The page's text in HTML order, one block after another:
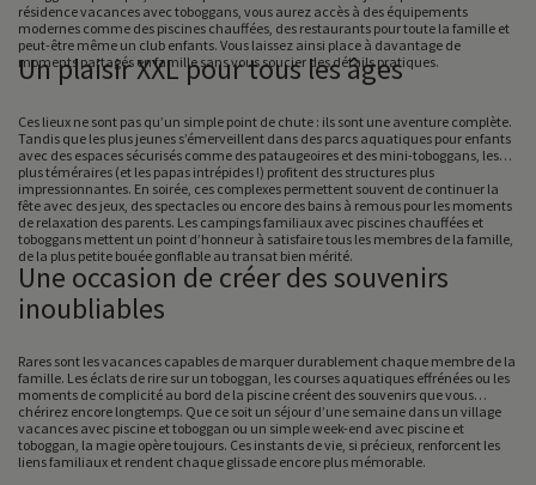
résidence vacances avec toboggans, vous aurez accès à des équipements
modernes comme des piscines chauffées, des restaurants pour toute la famille et
peut-être même un club enfants. Vous laissez ainsi place à davantage de
moments partagés en famille sans vous soucier des détails pratiques.
Un plaisir XXL pour tous les âges
Ces lieux ne sont pas qu’un simple point de chute : ils sont une aventure complète.
Tandis que les plus jeunes s’émerveillent dans des parcs aquatiques pour enfants
avec des espaces sécurisés comme des pataugeoires et des mini-toboggans, les
plus téméraires (et les papas intrépides !) profitent des structures plus
impressionnantes. En soirée, ces complexes permettent souvent de continuer la
fête avec des jeux, des spectacles ou encore des bains à remous pour les moments
de relaxation des parents. Les campings familiaux avec piscines chauffées et
toboggans mettent un point d’honneur à satisfaire tous les membres de la famille,
de la plus petite bouée gonflable au transat bien mérité.
Une occasion de créer des souvenirs
inoubliables
Rares sont les vacances capables de marquer durablement chaque membre de la
famille. Les éclats de rire sur un toboggan, les courses aquatiques effrénées ou les
moments de complicité au bord de la piscine créent des souvenirs que vous
chérirez encore longtemps. Que ce soit un séjour d’une semaine dans un village
vacances avec piscine et toboggan ou un simple week-end avec piscine et
toboggan, la magie opère toujours. Ces instants de vie, si précieux, renforcent les
liens familiaux et rendent chaque glissade encore plus mémorable.